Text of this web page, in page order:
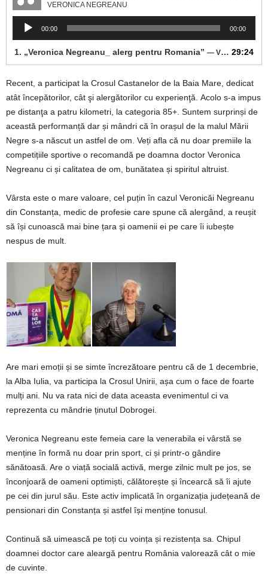
VERONICA NEGREANU
Player
audio
00:00 00:00
1. „Veronica Negreanu_ alerg pentru Romania” — VERONICA NEGREANU 29:24
Recent, a participat la Crosul Castanelor de la Baia Mare, dedicat
atât începătorilor, cât şi alergătorilor cu experienţă. Acolo s-a impus
pe distanţa a patru kilometri, la categoria 85+. Suntem surprinși de
această performanță dar și mândri că în orașul de la malul Mării
Negre s-a născut un astfel de om. Veți afla că nu doar premiile la
competițiile sportive o recomandă pe doamna doctor Veronica
Negreanu ci și calitatea de om, bunătatea și spiritul altruist.
Vârsta este o mare valoare, cel puțin în cazul Veronicăi Negreanu
din Constanța, medic de profesie care spune că alergând, a reușit
să își cunoască mai bine țara și oamenii ei pe care îi iubește
nespus de mult.
Are mari emoții și se simte încrezătoare pentru că de 1 decembrie,
la Alba Iulia, va participa la Crosul Unirii, așa cum o face de foarte
mulți ani. Nu va rata nici de data aceasta evenimentul ci va
reprezenta cu mândrie ținutul Dobrogei.
Veronica Negreanu este femeia care la venerabila ei vârstă se
menține în formă nu doar prin sport, ci și printr-o gândire
sănătoasă. Are o viață socială activă, merge zilnic mult pe jos, se
înconjoară de oameni optimiști, călătorește și încearcă să îi ajute
pe cei din jurul său. Este activ implicată în organizația județeană de
pensionari din Constanța și astfel își menține tonusul.
Continuă să uimească pe toți cu voința și rezistența sa. Chipul
doamnei doctor care aleargă pentru România valorează cât o mie
de cuvinte.